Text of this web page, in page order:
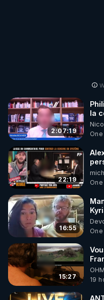
2:07:19
la
22:19
16:55
vue
15:27
19